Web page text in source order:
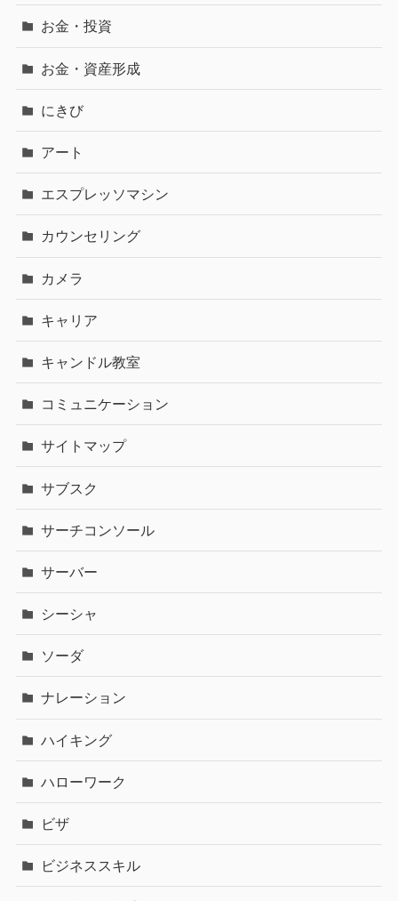
お金・投資
お金・資産形成
にきび
アート
エスプレッソマシン
カウンセリング
カメラ
キャリア
キャンドル教室
コミュニケーション
サイトマップ
サブスク
サーチコンソール
サーバー
シーシャ
ソーダ
ナレーション
ハイキング
ハローワーク
ビザ
ビジネススキル